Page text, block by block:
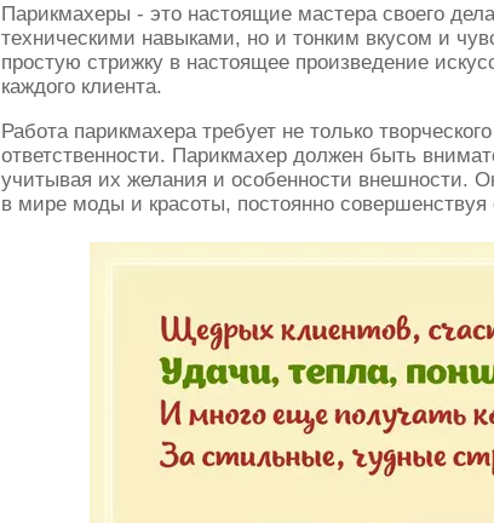
Парикмахеры - это настоящие мастера своего
техническими навыками, но и тонким вкусом и
простую стрижку в настоящее произведение
каждого клиента.
Работа парикмахера требует не только
ответственности. Парикмахер должен быть
учитывая их желания и особенности внешности.
в мире моды и красоты, постоянно совершенствуя